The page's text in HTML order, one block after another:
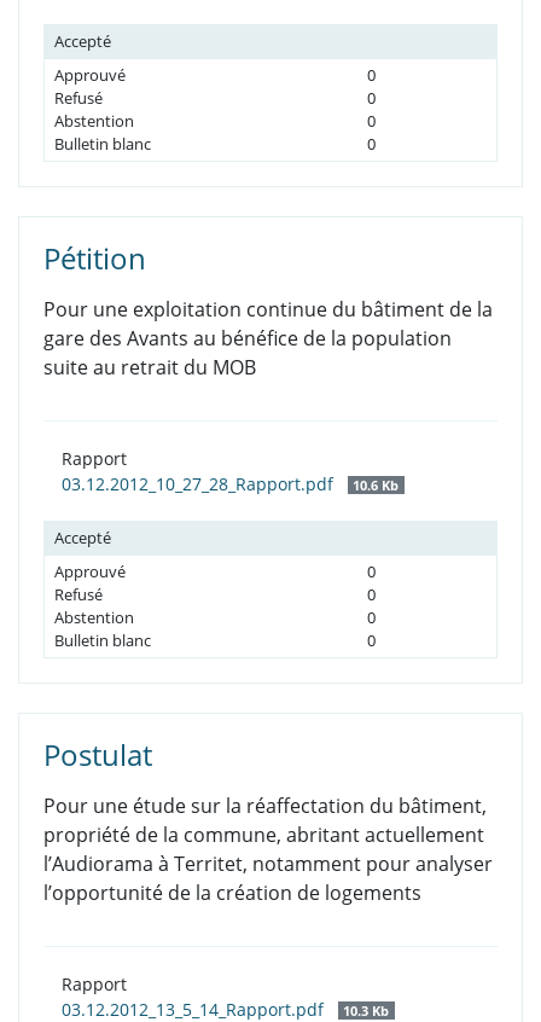
Accepté
Approuvé
0
Refusé
0
Abstention
0
Bulletin blanc
0
Pétition
Pour une exploitation continue du bâtiment de la
gare des Avants au bénéfice de la population
suite au retrait du MOB
Rapport
03.12.2012_10_27_28_Rapport.pdf
10.6 Kb
Accepté
Approuvé
0
Refusé
0
Abstention
0
Bulletin blanc
0
Postulat
Pour une étude sur la réaffectation du bâtiment,
propriété de la commune, abritant actuellement
l’Audiorama à Territet, notamment pour analyser
l’opportunité de la création de logements
Rapport
03.12.2012_13_5_14_Rapport.pdf
10.3 Kb